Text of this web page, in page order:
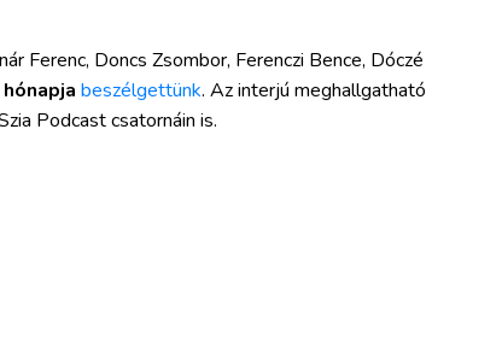
Ferenc, Doncs Zsombor, Ferenczi Bence, Dóczé
beszélgettünk. Az interjú meghallgatható
Podcast csatornáin is.